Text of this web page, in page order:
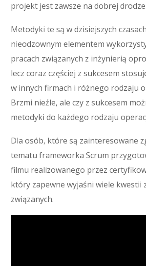
projekt jest zawsze na dobrej drodze.
Metodyki te są w dzisiejszych
nieodzownym elementem
pracach związanych z inżynierią
lecz coraz częściej z sukcesem
w innych firmach i różnego rodzaju
Brzmi nieźle, ale czy z sukcesem
metodyki do każdego rodzaju
Dla osób, które są zainteresowane
tematu frameworka Scrum
filmu realizowanego przez
który zapewne wyjaśni wiele kwestii
związanych.